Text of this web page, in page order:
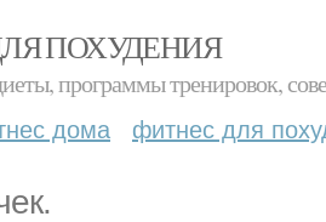
ПОХУДЕНИЯ
программы тренировок,
дома фитнес для